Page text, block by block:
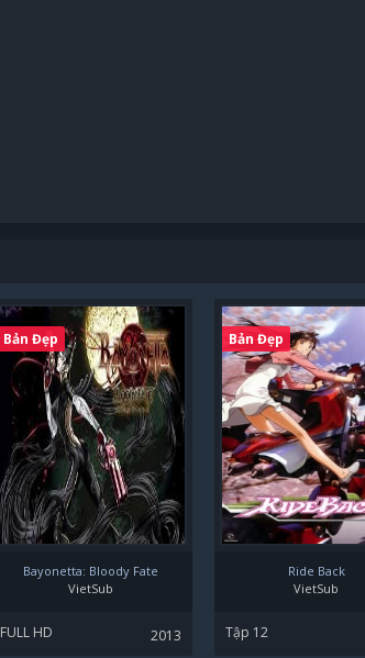
Bản Đẹp
Bayonetta: Bloody Fate
VietSub
FULL HD 2013
Bản Đẹp
Ride Back
VietSub
Tập 12